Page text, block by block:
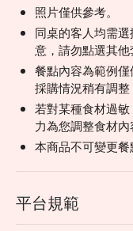
照片僅供參考。
同桌的客人均需
意，請勿點選其他
餐點內容為範例
採購情況稍有調整
若對某種食材過
力為您調整食材內
本商品不可變更餐
平台規範